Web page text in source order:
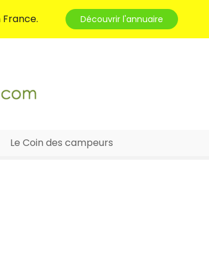
Découvrir l'annuaire
Le Coin des campeurs